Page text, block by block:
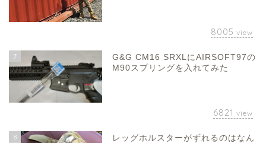
8005 view
7
G&G CM16 SRXLにAIRSOFT97の
M90スプリングを入れてみた
6821 view
8
レッグホルスターがずれるのはなん